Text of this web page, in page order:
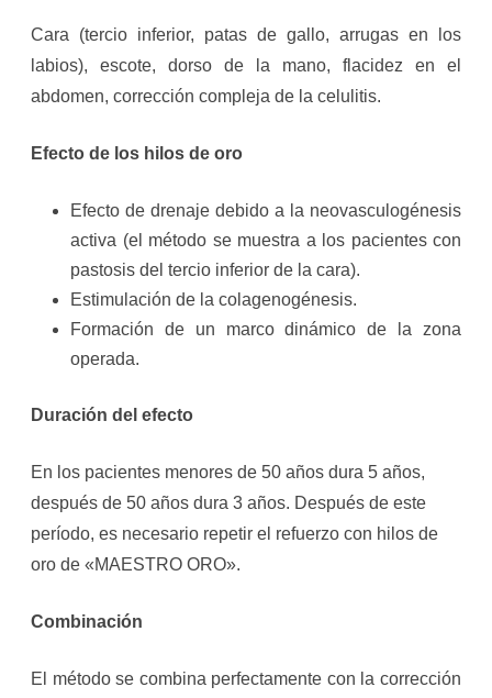
Cara (tercio inferior, patas de gallo, arrugas en los
labios), escote, dorso de la mano, flacidez en el
abdomen, corrección compleja de la celulitis.
Efecto de los hilos de oro
Efecto de drenaje debido a la neovasculogénesis
activa (el método se muestra a los pacientes con
pastosis del tercio inferior de la cara).
Estimulación de la colagenogénesis.
Formación de un marco dinámico de la zona
operada.
Duración del efecto
En los pacientes menores de 50 años dura 5 años,
después de 50 años dura 3 años. Después de este
período, es necesario repetir el refuerzo con hilos de
oro de «MAESTRO ORO».
Combinación
El método se combina perfectamente con la corrección